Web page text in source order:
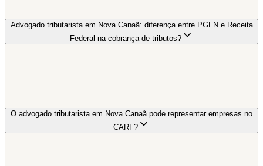
Advogado tributarista em Nova Canaã: diferença entre PGFN e Receita
Federal na cobrança de tributos?
O advogado tributarista em Nova Canaã pode representar empresas no
CARF?